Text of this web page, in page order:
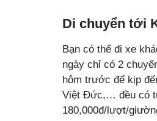
Di chuyển tới
Bạn có thể đi xe
ngày chỉ có 2
hôm trước để kịp
Việt Đức,… đều có
180,000đ/lượt/